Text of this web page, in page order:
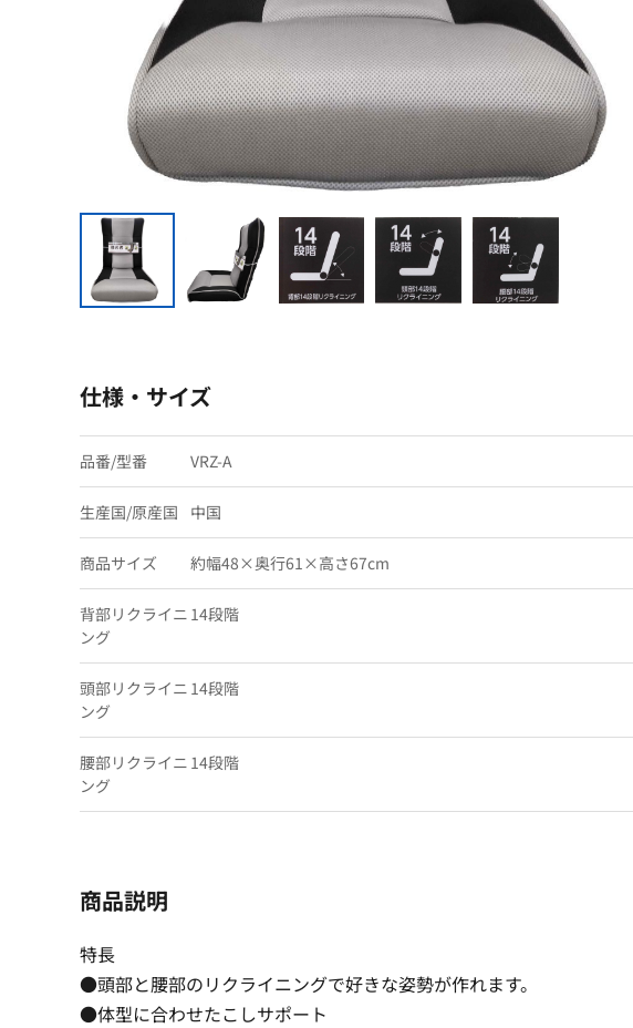
仕様・サイズ
品番/型番 VRZ-A
生産国/原産国 中国
商品サイズ 約幅48×奥行61×高さ67cm
背部リクライニ
ング
14段階
頭部リクライニ
ング
14段階
腰部リクライニ
ング
14段階
商品説明
特長
●頭部と腰部のリクライニングで好きな姿勢が作れます。
●体型に合わせたこしサポート